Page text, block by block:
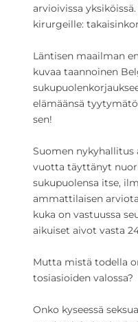
arvioivissa
kirurgeille:
Läntisen maailman
kuvaa taannoinen
elämäänsä
sen!
Suomen nykyhallitus
vuotta täyttänyt
sukupuolensa itse,
ammattilaisen
kuka on vastuussa
aikuiset aivot vasta
Mutta mistä todella
tosiasioiden valossa?
Onko kyseessä